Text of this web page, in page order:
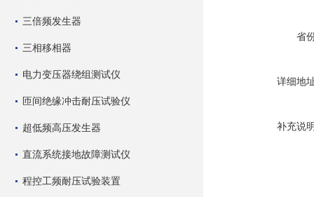
三倍频发生器
三相移相器
电力变压器绕组测试仪
匝间绝缘冲击耐压试验仪
超低频高压发生器
直流系统接地故障测试仪
程控工频耐压试验装置
省
详细地
补充说